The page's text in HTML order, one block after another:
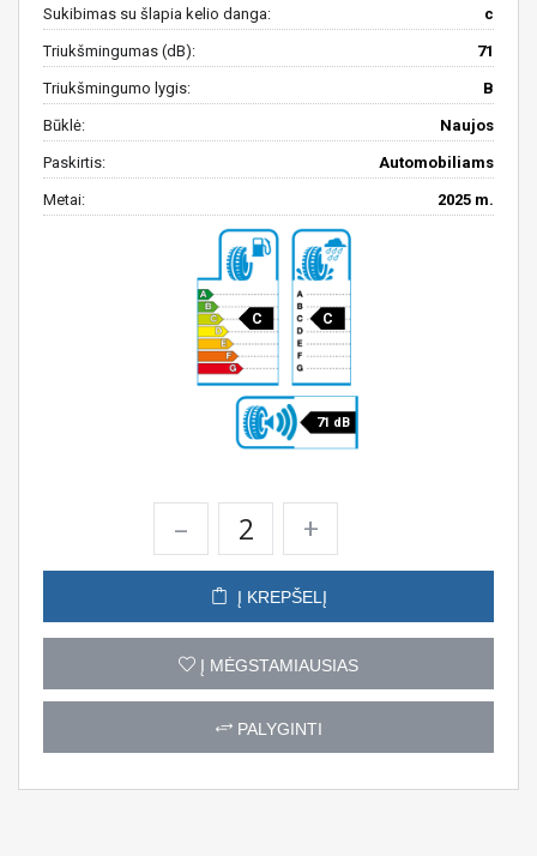
Sukibimas su šlapia kelio danga: c
Triukšmingumas (dB): 71
Triukšmingumo lygis: B
Būklė: Naujos
Paskirtis: Automobiliams
Metai: 2025 m.
C C
71 dB
– +
Į KREPŠELĮ
Į MĖGSTAMIAUSIAS
PALYGINTI